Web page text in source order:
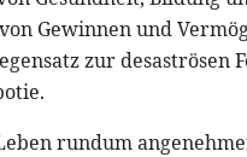
Gewinnen und
zur desaströsen
rundum